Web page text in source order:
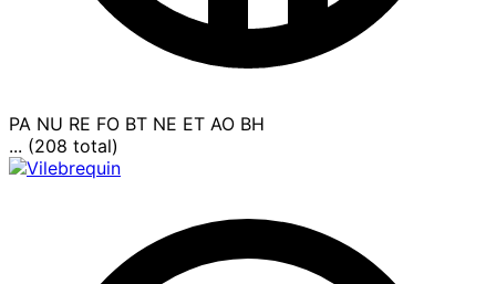
PA NU RE FO BT NE ET AO BH
... (208 total)